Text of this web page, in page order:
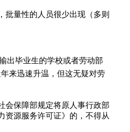
批量性的人员很少出现（多则
出毕业生的学校或者劳动部
来迅速升温，但这无疑对劳
会保障部规定将原人事行政部
资源服务许可证》的，不得从